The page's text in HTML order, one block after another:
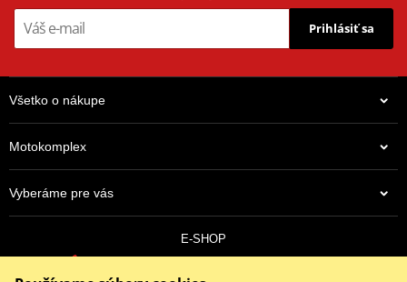
Prihlásiť sa
Všetko o nákupe
Motokomplex
Vyberáme pre vás
E-SHOP